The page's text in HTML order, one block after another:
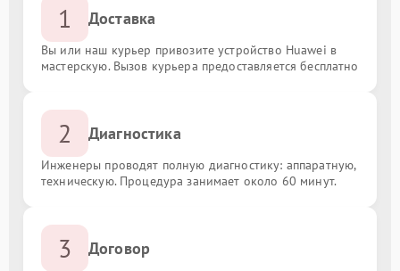
1 Доставка
Вы или наш курьер привозите устройство Huawei в
мастерскую. Вызов курьера предоставляется бесплатно
2 Диагностика
Инженеры проводят полную диагностику: аппаратную,
техническую. Процедура занимает около 60 минут.
3 Договор